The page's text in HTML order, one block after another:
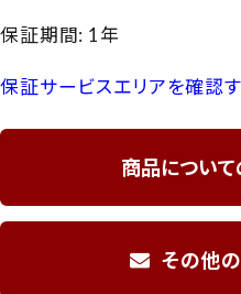
保証期間: 1年
保証サービスエリアを確認
商品につい
その他